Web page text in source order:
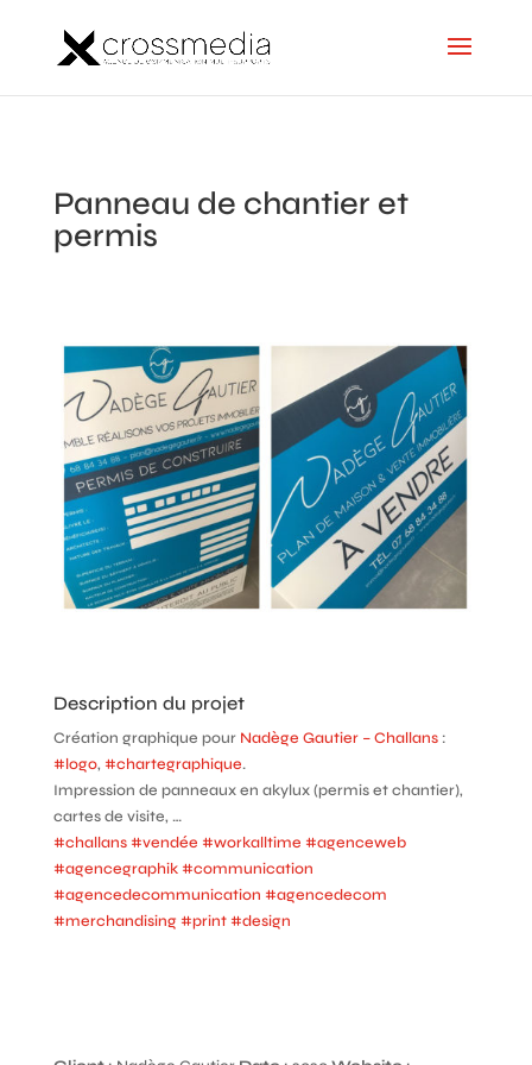
Panneau de chantier et
permis
Description du projet
Création graphique pour Nadège Gautier – Challans:
#logo, #chartegraphique.
Impression de panneaux en akylux (permis et chantier),
cartes de visite, …
#challans #vendée #workalltime #agenceweb
#agencegraphik #communication
#agencedecommunication #agencedecom
#merchandising #print #design